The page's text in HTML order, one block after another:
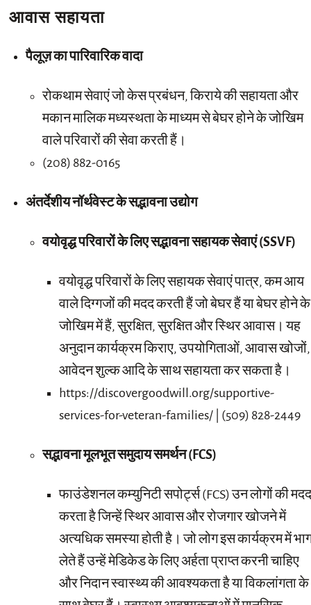
आवास सहायता
पैलूज़ का पारिवारिक वादा
रोकथाम सेवाएं जो केस प्रबंधन, किराये की सहायता और
मकान मालिक मध्यस्थता के माध्यम से बेघर होने के जोखिम
वाले परिवारों की सेवा करती हैं।
(208) 882-0165
अंतर्देशीय नॉर्थवेस्ट के सद्भावना उद्योग
वयोवृद्ध परिवारों के लिए सद्भावना सहायक सेवाएं (SSVF)
वयोवृद्ध परिवारों के लिए सहायक सेवाएं पात्र, कम आय
वाले दिग्गजों की मदद करती हैं जो बेघर हैं या बेघर होने के
जोखिम में हैं, सुरक्षित, सुरक्षित और स्थिर आवास। यह
अनुदान कार्यक्रम किराए, उपयोगिताओं, आवास खोजों,
आवेदन शुल्क आदि के साथ सहायता कर सकता है।
https://discovergoodwill.org/supportive-
services-for-veteran-families/ | (509) 828-2449
सद्भावना मूलभूत समुदाय समर्थन (FCS)
फाउंडेशनल कम्युनिटी सपोर्ट्स (FCS) उन लोगों की
करता है जिन्हें स्थिर आवास और रोजगार खोजने में
अत्यधिक समस्या होती है। जो लोग इस कार्यक्रम में
लेते हैं उन्हें मेडिकेड के लिए अर्हता प्राप्त करनी चाहिए
और निदान स्वास्थ्य की आवश्यकता है या विकलांगता के